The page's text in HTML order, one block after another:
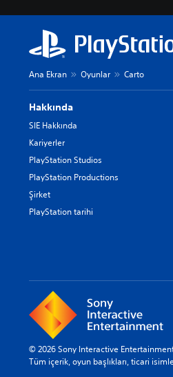
Ana Ekran Oyunlar Carto
Hakkında
SIE Hakkında
Kariyerler
PlayStation Studios
PlayStation Productions
Şirket
PlayStation tarihi
© 2026 Sony Interactive
Tüm içerik, oyun başlıkları, ticari